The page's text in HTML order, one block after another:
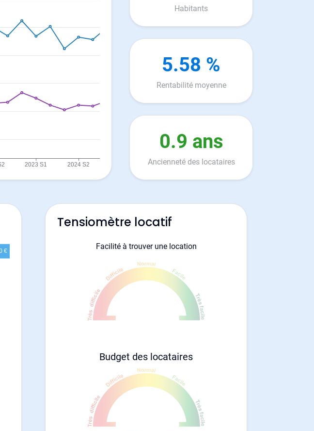
Habitants
5.58 %
Rentabilité moyenne
0.9 ans
Ancienneté des locataires
Tensiomètre locatif
Facilité à trouver une location
Budget des locataires